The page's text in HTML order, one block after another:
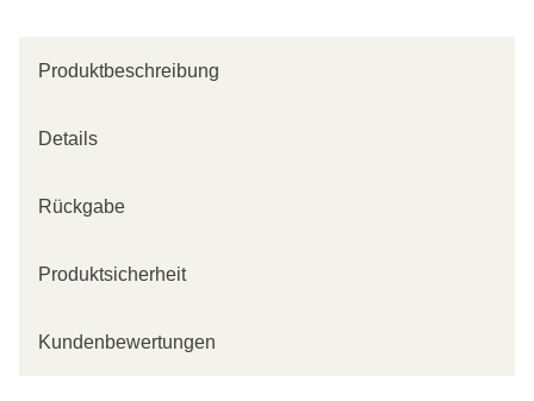
Produktbeschreibung
Details
Rückgabe
Produktsicherheit
Kundenbewertungen